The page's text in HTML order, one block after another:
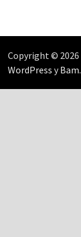
Copyright © 2026
WordPress yBam.